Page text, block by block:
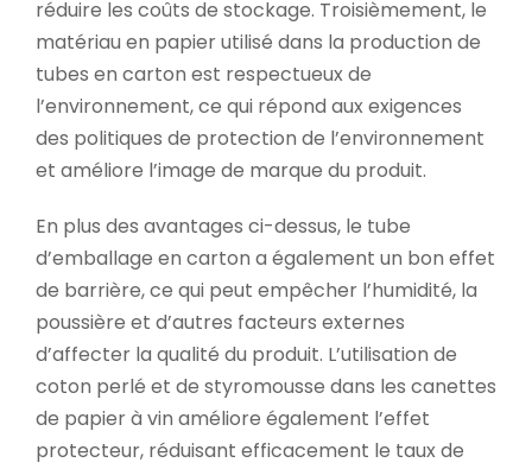
réduire les coûts de stockage. Troisièmement, le
matériau en papier utilisé dans la production de
tubes en carton est respectueux de
l’environnement, ce qui répond aux exigences
des politiques de protection de l’environnement
et améliore l’image de marque du produit.
En plus des avantages ci-dessus, le tube
d’emballage en carton a également un bon effet
de barrière, ce qui peut empêcher l’humidité, la
poussière et d’autres facteurs externes
d’affecter la qualité du produit. L’utilisation de
coton perlé et de styromousse dans les canettes
de papier à vin améliore également l’effet
protecteur, réduisant efficacement le taux de